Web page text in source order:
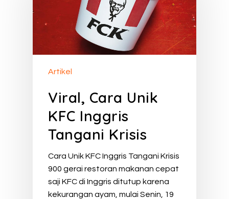
Artikel
Viral, Cara Unik
KFC Inggris
Tangani Krisis
Cara Unik KFC Inggris Tangani Krisis
900 gerai restoran makanan cepat
saji KFC di Inggris ditutup karena
kekurangan ayam, mulai Senin, 19